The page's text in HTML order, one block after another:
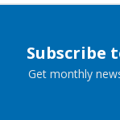
Subscribe
Get monthly